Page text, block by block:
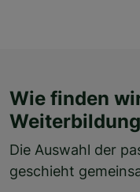
Wie finden
Die Auswahl der
geschieht